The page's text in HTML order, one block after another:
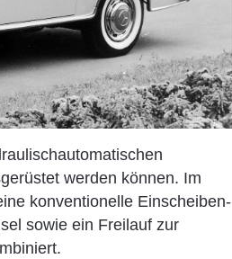
werden können. Im
konventionelle Einscheiben-
sowie ein Freilauf zur